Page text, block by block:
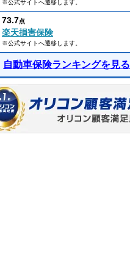
※公式サイトへ遷移します。
73.7点
楽天損害保険
※公式サイトへ遷移します。
自動車保険ランキングを見る